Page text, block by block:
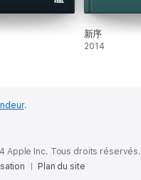
新序
2014
.
Apple Inc. Tous droits réservés.
Plan du site